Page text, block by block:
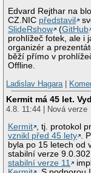
Edvard Rejthar na
CZ.NIC představil
SlideRshow
(GitHub
prohlížeč fotek, ale i
organizér a
běží přímo v
Offline.
Ladislav Hagara |
Kermit má 45 let.
4.8. 11:44 | Nová verze
Kermit , tj. protokol
vznikl před 45 lety .
byla po 15 letech od
stabilní verze
stabilní verze 11